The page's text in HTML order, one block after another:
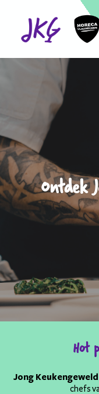
Ontdek
Hot
Jong Keukengeweld
chefs